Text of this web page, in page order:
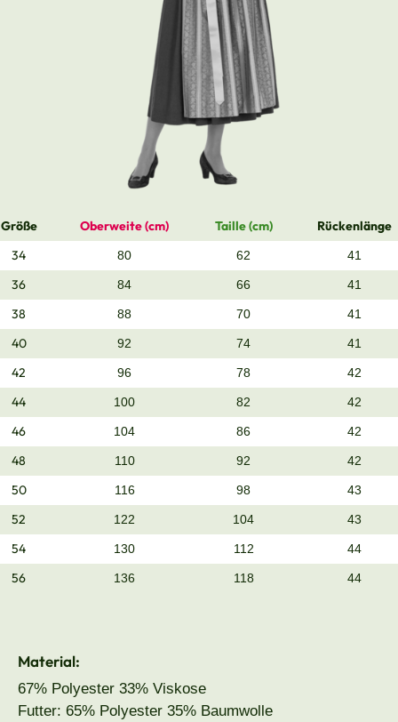
Größe Oberweite (cm) Taille (cm)
Rückenlänge
34
80 62 41
36 84 66 41
38 88 70 41
40 92 74 41
42 96 78 42
44 100 82 42
46 104 86 42
48 110 92 42
50 116 98 43
52 122 104 43
54 130 112 44
56 136 118 44
Material:
67% Polyester 33% Viskose
Futter: 65% Polyester 35% Baumwolle